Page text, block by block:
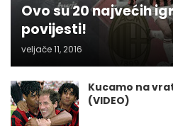
Ovo su 20 najvećih
povijesti!
veljače 11, 2016
Kucamo na
(VIDEO)